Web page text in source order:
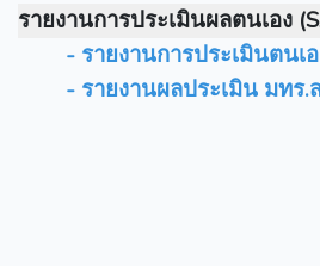
รายงานการประเมินผลตนเอง
- รายงานการประเมินตนเ
- รายงานผลประเมิน มทร.